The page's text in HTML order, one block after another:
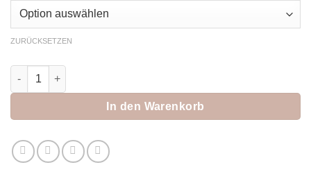
ZURÜCKSETZEN
Grace T-Shirt Sunday Shirt *Neue Kollektion* Menge
In den Warenkorb